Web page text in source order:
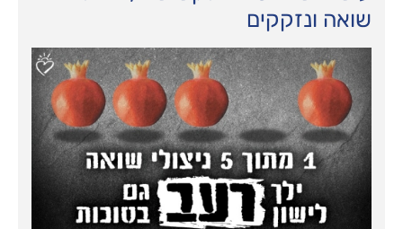
שואה ונזקקים